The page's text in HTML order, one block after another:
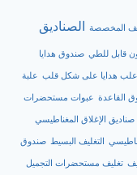
المخصصة الصناديق
قابل للطي صندوق هدايا
علب هدايا على شكل قلب علبة
القاعدة عبوات مستحضرات
صناديق الإغلاق المغناطيسي
التغليف البسيط صندوق
تغليف مستحضرات التجميل